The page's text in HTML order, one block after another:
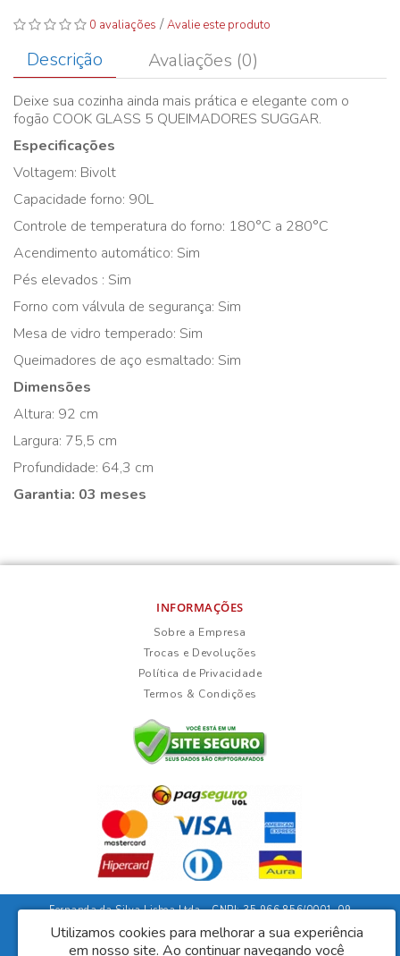
0 avaliações /Avalie este produto
Descrição Avaliações (0)
Deixe sua cozinha ainda mais prática e elegante com o
fogão COOK GLASS 5 QUEIMADORES SUGGAR.
Especificações
Voltagem: Bivolt
Capacidade forno: 90L
Controle de temperatura do forno: 180°C a 280°C
Acendimento automático: Sim
Pés elevados : Sim
Forno com válvula de segurança: Sim
Mesa de vidro temperado: Sim
Queimadores de aço esmaltado: Sim
Dimensões
Altura: 92 cm
Largura: 75,5 cm
Profundidade: 64,3 cm
Garantia: 03 meses
INFORMAÇÕES
Sobre a Empresa
Trocas e Devoluções
Política de Privacidade
Termos & Condições
Fernanda da Silva Lisboa Ltda - CNPJ: 35.966.856/0001-09
Rua Duarte Guimarães, 135 - Ubaíra/Bahia - CEP: 45310-000
Lisboa Móveis © 2026
Utilizamos cookies para melhorar a sua experiência
em nosso site. Ao continuar navegando você